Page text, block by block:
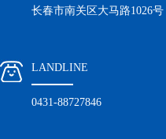
长春市南关区大马路1026号
LANDLINE
0431-88727846